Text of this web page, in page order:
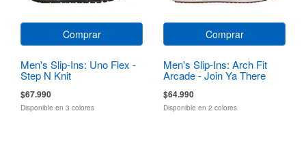
Comprar
Men's Slip-Ins: Uno Flex -
Step N Knit
$67.990
Disponible en 3 colores
Comprar
Men's Slip-Ins: Arch Fit
Arcade - Join Ya There
$64.990
Disponible en 2 colores